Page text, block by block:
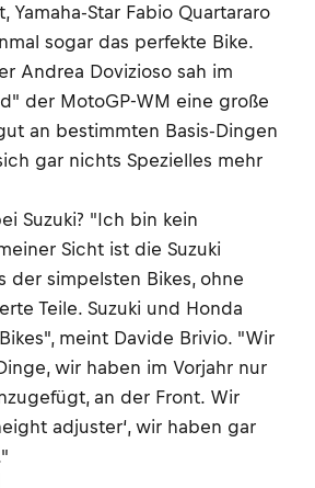
Yamaha-Star Fabio Quartararo
sogar das perfekte Bike.
Andrea Dovizioso sah im
der MotoGP-WM eine große
an bestimmten Basis-Dingen
gar nichts Spezielles mehr
Suzuki? "Ich bin kein
Sicht ist die Suzuki
der simpelsten Bikes, ohne
Teile. Suzuki und Honda
meint Davide Brivio. "Wir
wir haben im Vorjahr nur
an der Front. Wir
adjuster‘, wir haben gar